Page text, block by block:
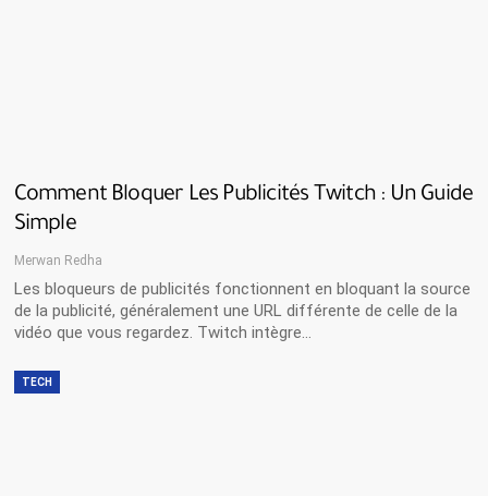
Comment Bloquer Les Publicités Twitch : Un Guide
Simple
Merwan Redha
Les bloqueurs de publicités fonctionnent en bloquant la source
de la publicité, généralement une URL différente de celle de la
vidéo que vous regardez. Twitch intègre…
TECH